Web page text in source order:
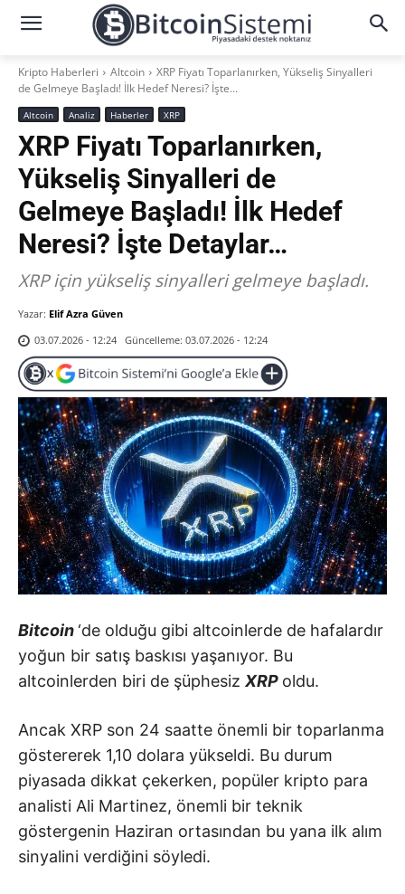
Kripto Haberleri Altcoin
XRP Fiyatı Toparlanırken, Yükseliş Sinyalleri
de Gelmeye Başladı! İlk Hedef Neresi? İşte...
Altcoin Analiz Haberler XRP
XRP Fiyatı Toparlanırken,
Yükseliş Sinyalleri de
Gelmeye Başladı! İlk Hedef
Neresi? İşte Detaylar…
XRP için yükseliş sinyalleri gelmeye başladı.
Yazar: Elif Azra Güven
03.07.2026 - 12:24 Güncelleme: 03.07.2026 - 12:24
Bitcoin‘de olduğu gibi altcoinlerde de hafalardır
yoğun bir satış baskısı yaşanıyor. Bu
altcoinlerden biri de şüphesiz XRP oldu.
Ancak XRP son 24 saatte önemli bir toparlanma
göstererek 1,10 dolara yükseldi. Bu durum
piyasada dikkat çekerken, popüler kripto para
analisti Ali Martinez, önemli bir teknik
göstergenin Haziran ortasından bu yana ilk alım
sinyalini verdiğini söyledi.